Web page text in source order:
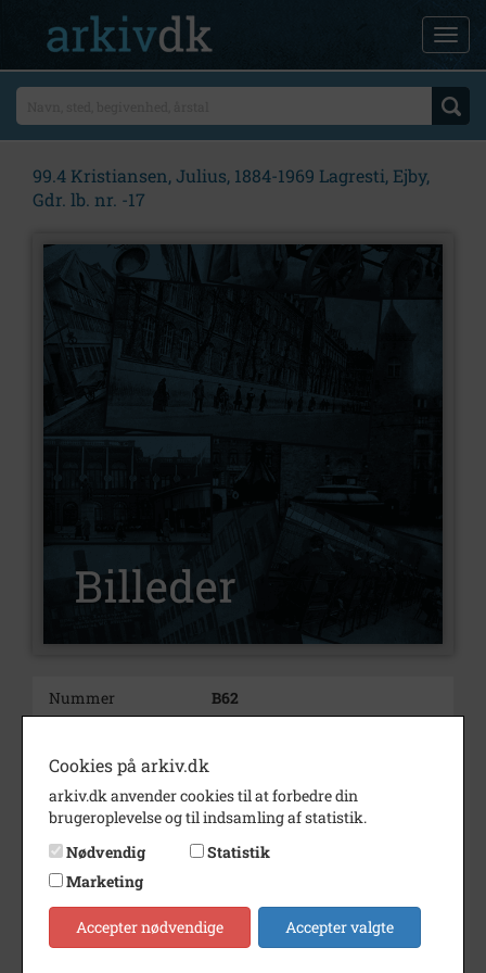
99.4 Kristiansen, Julius, 1884-1969 Lagresti, Ejby,
Gdr. lb. nr. -17
Nummer
B62
Beskrivelse
Kristiansen
Bemærkning
Tidligere journalnr.: 2004/38
Tidligere sag: 99.4 Kristiansen,
Periode
1940 - 1955
Cookies på arkiv.dk
arkiv.dk anvender cookies til at forbedre din
brugeroplevelse og til indsamling af statistik.
Nødvendig
Statistik
Marketing
Accepter nødvendige Accepter valgte